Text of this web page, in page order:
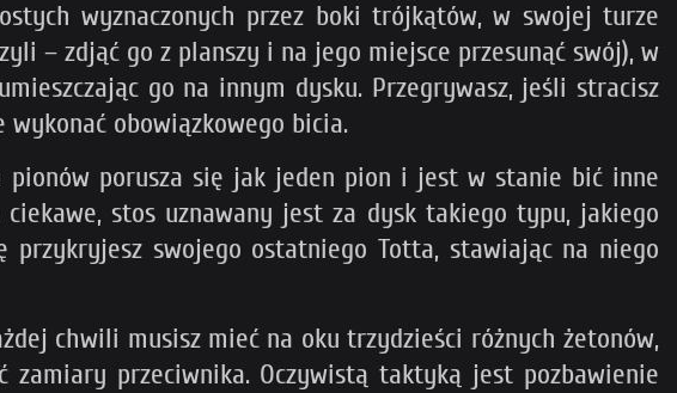
wyznaczonych przez boki trójkątów, w swojej turze
– zdjąć go z planszy i na jego miejsce przesunąć swój), w
go na innym dysku. Przegrywasz, jeśli stracisz
obowiązkowego bicia.
pionów porusza się jak jeden pion i jest w stanie bić inne
stos uznawany jest za dysk takiego typu, jakiego
swojego ostatniego Totta, stawiając na niego
chwili musisz mieć na oku trzydzieści różnych żetonów,
przeciwnika. Oczywistą taktyką jest pozbawienie